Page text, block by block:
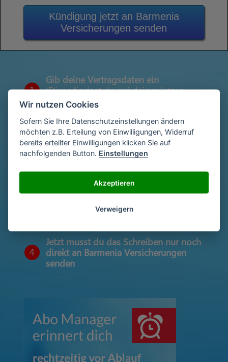
Kündigung jetzt an Barmenia
Versicherungen senden
1
Gib deine Vertragsdaten ein
(Diese findest du auf deiner letzen
Abrechnung)
2
Gib deinen Namen und deine Adresse
ein
3
Unterschriebe das Schreiben mit deinem
4
Jetzt musst du das Schreiben nur noch
direkt an Barmenia Versicherungen
senden
Wir nutzen Cookies
Sofern Sie Ihre Datenschutzeinstellungen ändern
möchten z.B. Erteilung von Einwilligungen, Widerruf
bereits erteilter Einwilligungen klicken Sie auf
nachfolgenden Button. Einstellungen
Akzeptieren
Verweigern